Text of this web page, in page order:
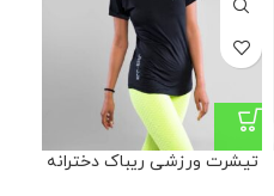
تیشرت ورزشی ریباک دخترانه